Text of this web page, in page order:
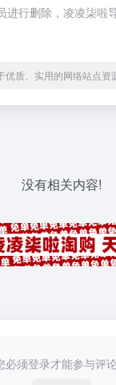
进行删除，凌凌柒啦
优质、实用的网络站点资
没有相关内容!
必须登录才能参与评论